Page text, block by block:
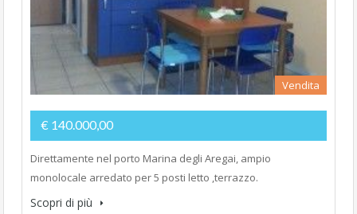
Vendita
€ 140.000,00
Direttamente nel porto Marina degli Aregai, ampio
monolocale arredato per 5 posti letto ,terrazzo.
Scopri di più